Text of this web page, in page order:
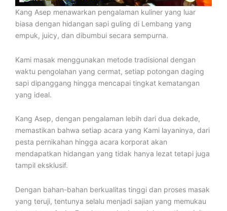
Kang Asep menawarkan pengalaman kuliner yang luar
biasa dengan hidangan sapi guling di Lembang yang
empuk, juicy, dan dibumbui secara sempurna.
Kami masak menggunakan metode tradisional dengan
waktu pengolahan yang cermat, setiap potongan daging
sapi dipanggang hingga mencapai tingkat kematangan
yang ideal.
Kang Asep, dengan pengalaman lebih dari dua dekade,
memastikan bahwa setiap acara yang Kami layaninya, dari
pesta pernikahan hingga acara korporat akan
mendapatkan hidangan yang tidak hanya lezat tetapi juga
tampil eksklusif.
Dengan bahan-bahan berkualitas tinggi dan proses masak
yang teruji, tentunya selalu menjadi sajian yang memukau